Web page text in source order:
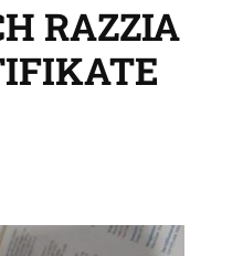
RAZZIA